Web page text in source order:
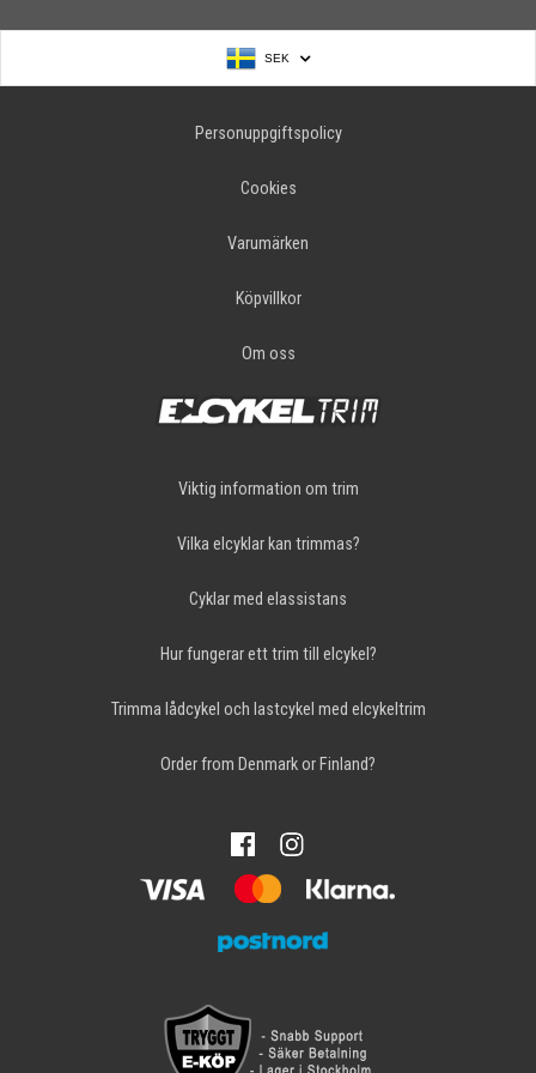
SEK
Personuppgiftspolicy
Cookies
Varumärken
Köpvillkor
Om oss
Viktig information om trim
Vilka elcyklar kan trimmas?
Cyklar med elassistans
Hur fungerar ett trim till elcykel?
Trimma lådcykel och lastcykel med elcykeltrim
Order from Denmark or Finland?